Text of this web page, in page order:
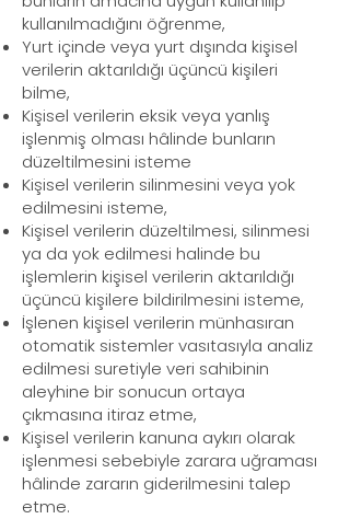
kullanılmadığını öğrenme,
Yurt içinde veya yurt dışında kişisel
verilerin aktarıldığı üçüncü kişileri
bilme,
Kişisel verilerin eksik veya yanlış
işlenmiş olması hâlinde bunların
düzeltilmesini isteme
Kişisel verilerin silinmesini veya yok
edilmesini isteme,
Kişisel verilerin düzeltilmesi, silinmesi
ya da yok edilmesi halinde bu
işlemlerin kişisel verilerin aktarıldığı
üçüncü kişilere bildirilmesini isteme,
İşlenen kişisel verilerin münhasıran
otomatik sistemler vasıtasıyla analiz
edilmesi suretiyle veri sahibinin
aleyhine bir sonucun ortaya
çıkmasına itiraz etme,
Kişisel verilerin kanuna aykırı olarak
işlenmesi sebebiyle zarara uğraması
hâlinde zararın giderilmesini talep
etme.